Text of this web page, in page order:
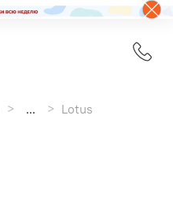
... Lotus